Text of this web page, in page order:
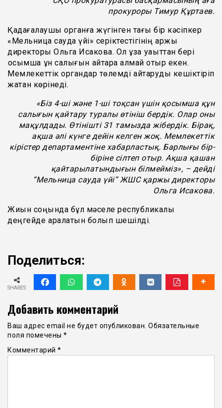
прокуроры Тимур Құртаев.
Қадағалаушы органға жүгінген тағы бір кәсіпкер
«Мельница сауда үйі» серіктестігінің қаржы
директоры Ольга Исакова. Ол ұзақ уақыттан бері
қосымша құн салығын қайтара алмай отыр екен.
Мемлекеттік органдар төлемді қайтаруды кешіктіріп
жатқан көрінеді.
«Біз 4-ші және 1-ші тоқсан үшін қосымша құн
салығын қайтару туралы өтініш бердік. Олар оны
мақұлдады. Өтінішті 31 тамызда жібердік. Бірақ,
ақша әлі күнге дейін келген жоқ. Мемлекеттік
кірістер департаментіне хабарластық. Барлығы бір-
біріне сілтеп отыр. Ақша қашан
қайтарылатындығын білмейміз», – дейді
“Мельница сауда үйі” ЖШС қаржы директоры
Ольга Исакова.
Жиын соңында бұл мәселе республикалық
деңгейде қаралатын болып шешілді.
Поделиться:
SHARES
Добавить комментарий
Ваш адрес email не будет опубликован. Обязательные
поля помечены *
Комментарий *